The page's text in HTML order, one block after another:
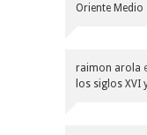
Oriente Medio
raimon arola
los siglos XVI